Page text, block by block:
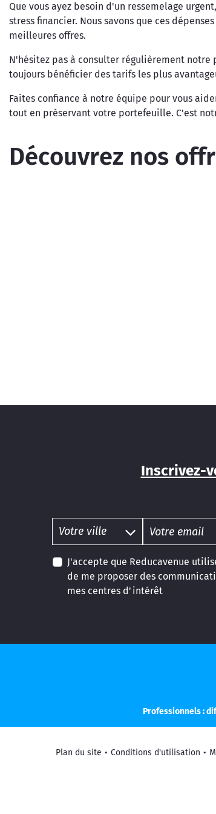
Que vous ayez besoin d'un ressemelage
stress financier. Nous savons que ces
meilleures offres.
N'hésitez pas à consulter régulièrement notre
toujours bénéficier des tarifs les plus
Faites confiance à notre équipe pour vous
tout en préservant votre portefeuille. C'est
Découvrez nos
Inscrivez-
J'accepte que Reducavenue
de me proposer des
mes centres d'intérêt
Professionnels :
Plan du site • Conditions d'utilisation •